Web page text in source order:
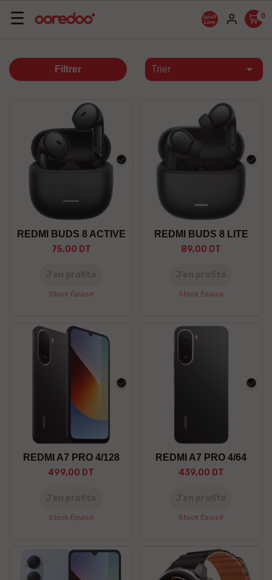
Basculer
☰ 0
Filtrer Trier 
REDMI BUDS 8 ACTIVE
75,00 DT
Noir
Stock Épuisé
REDMI BUDS 8 LITE
89,00 DT
Noir
Stock Épuisé
REDMI A7 PRO 4/128
499,00 DT
Noir
Stock Épuisé
REDMI A7 PRO 4/64
439,00 DT
Noir
Stock Épuisé